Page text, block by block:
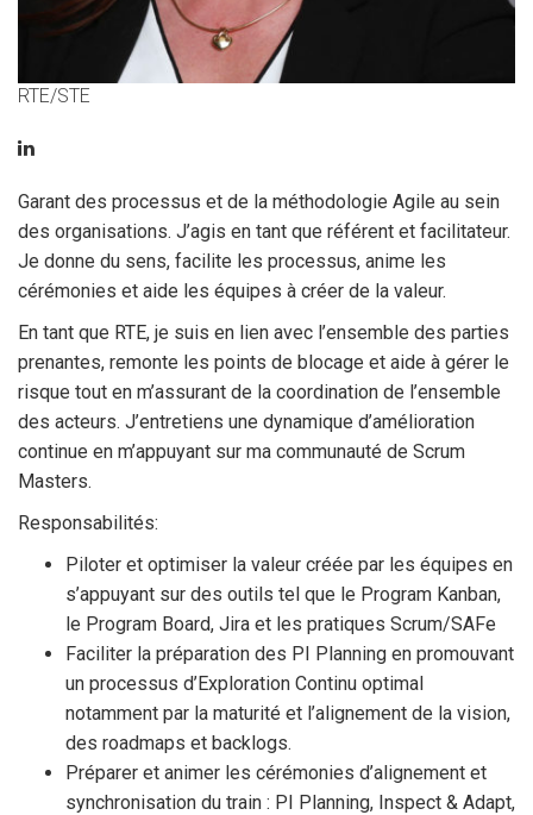
RTE/STE
Garant des processus et de la méthodologie Agile au sein
des organisations. J’agis en tant que référent et facilitateur.
Je donne du sens, facilite les processus, anime les
cérémonies et aide les équipes à créer de la valeur.
En tant que RTE, je suis en lien avec l’ensemble des parties
prenantes, remonte les points de blocage et aide à gérer le
risque tout en m’assurant de la coordination de l’ensemble
des acteurs. J’entretiens une dynamique d’amélioration
continue en m’appuyant sur ma communauté de Scrum
Masters.
Responsabilités:
Piloter et optimiser la valeur créée par les équipes en
s’appuyant sur des outils tel que le Program Kanban,
le Program Board, Jira et les pratiques Scrum/SAFe
Faciliter la préparation des PI Planning en promouvant
un processus d’Exploration Continu optimal
notamment par la maturité et l’alignement de la vision,
des roadmaps et backlogs.
Préparer et animer les cérémonies d’alignement et
synchronisation du train : PI Planning, Inspect & Adapt,